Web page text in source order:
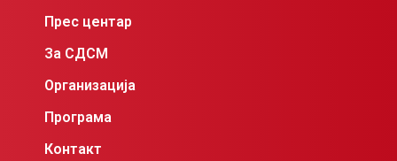
Прес центар
За СДСМ
Организација
Програма
Контакт